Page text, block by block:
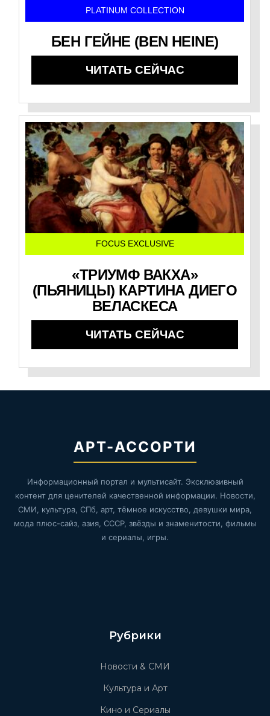
PLATINUM COLLECTION
БЕН ГЕЙНЕ (BEN HEINE)
ЧИТАТЬ СЕЙЧАС
FOCUS EXCLUSIVE
«ТРИУМФ ВАКХА»
(ПЬЯНИЦЫ) КАРТИНА ДИЕГО
ВЕЛАСКЕСА
ЧИТАТЬ СЕЙЧАС
АРТ-АССОРТИ
Информационный портал и мультисайт. Эксклюзивный
контент для ценителей качественной информации. Новости,
СМИ, культура, СПб, арт, тёмное искусство, девушки мира,
мода плюс-сайз, азия, СССР, звёзды и знаменитости, фильмы
и сериалы, игры.
Рубрики
Новости & СМИ
Культура и Арт
Кино и Сериалы